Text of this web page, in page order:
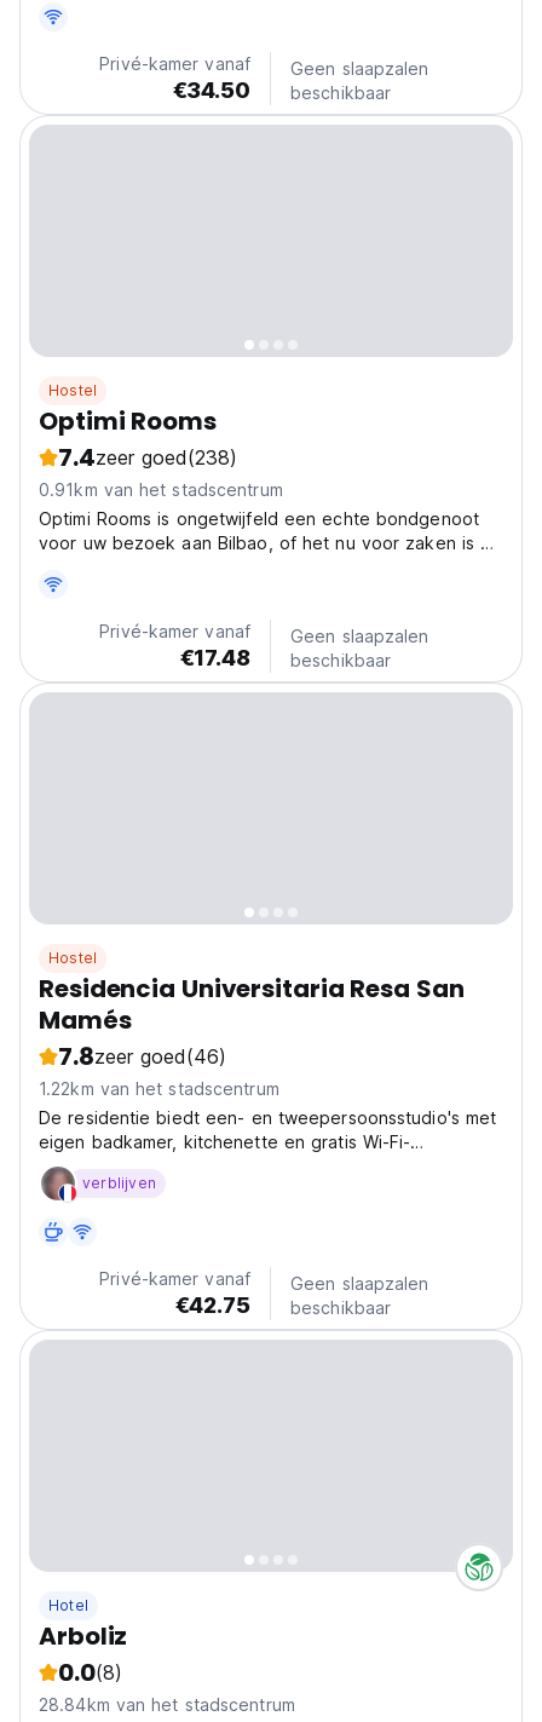
Privé-kamer vanaf
€34.50
Geen slaapzalen
beschikbaar
Hostel
Optimi Rooms
7.4zeer goed(238)
0.91km van het stadscentrum
Optimi Rooms is ongetwijfeld een echte bondgenoot
voor uw bezoek aan Bilbao, of het nu voor zaken is of
comfort tegen een zeer gereduceerde prijs!!!
Privé-kamer vanaf
€17.48
Geen slaapzalen
beschikbaar
Hostel
Residencia Universitaria Resa San
Mamés
7.8zeer goed(46)
1.22km van het stadscentrum
De residentie biedt een- en tweepersoonsstudio's met
eigen badkamer, kitchenette en gratis Wi-Fi-
internetverbinding. Vlak naast het San Mamés Stadion.
verblijven
Privé-kamer vanaf
€42.75
Geen slaapzalen
beschikbaar
Hotel
Arboliz
0.0(8)
28.84km van het stadscentrum